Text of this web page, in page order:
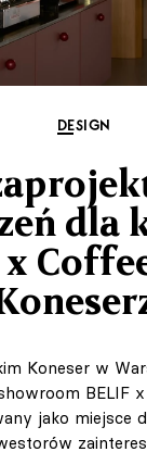
DESIGN
dla
Koneser w
BELIF
jako miejsce